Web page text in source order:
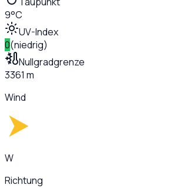
9°C
UV-Index
0(niedrig)
Nullgradgrenze
3361 m
Wind
W
Richtung